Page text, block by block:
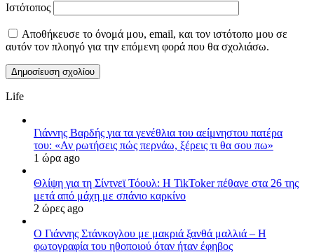
Ιστότοπος
Αποθήκευσε το όνομά μου, email, και τον ιστότοπο μου σε
αυτόν τον πλοηγό για την επόμενη φορά που θα σχολιάσω.
Life
Γιάννης Βαρδής για τα γενέθλια του αείμνηστου πατέρα
του: «Αν ρωτήσεις πώς περνάω, ξέρεις τι θα σου πω»
1 ώρα ago
Θλίψη για τη Σίντνεϊ Τόουλ: Η TikToker πέθανε στα 26 της
μετά από μάχη με σπάνιο καρκίνο
2 ώρες ago
Ο Γιάννης Στάνκογλου με μακριά ξανθά μαλλιά – Η
φωτογραφία του ηθοποιού όταν ήταν έφηβος